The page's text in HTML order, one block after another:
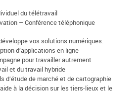
du télétravail
– Conférence téléphonique
vos solutions numériques.
d’applications en ligne
pour travailler autrement
et du travail hybride
d’étude de marché et de cartographie
à la décision sur les tiers-lieux et le